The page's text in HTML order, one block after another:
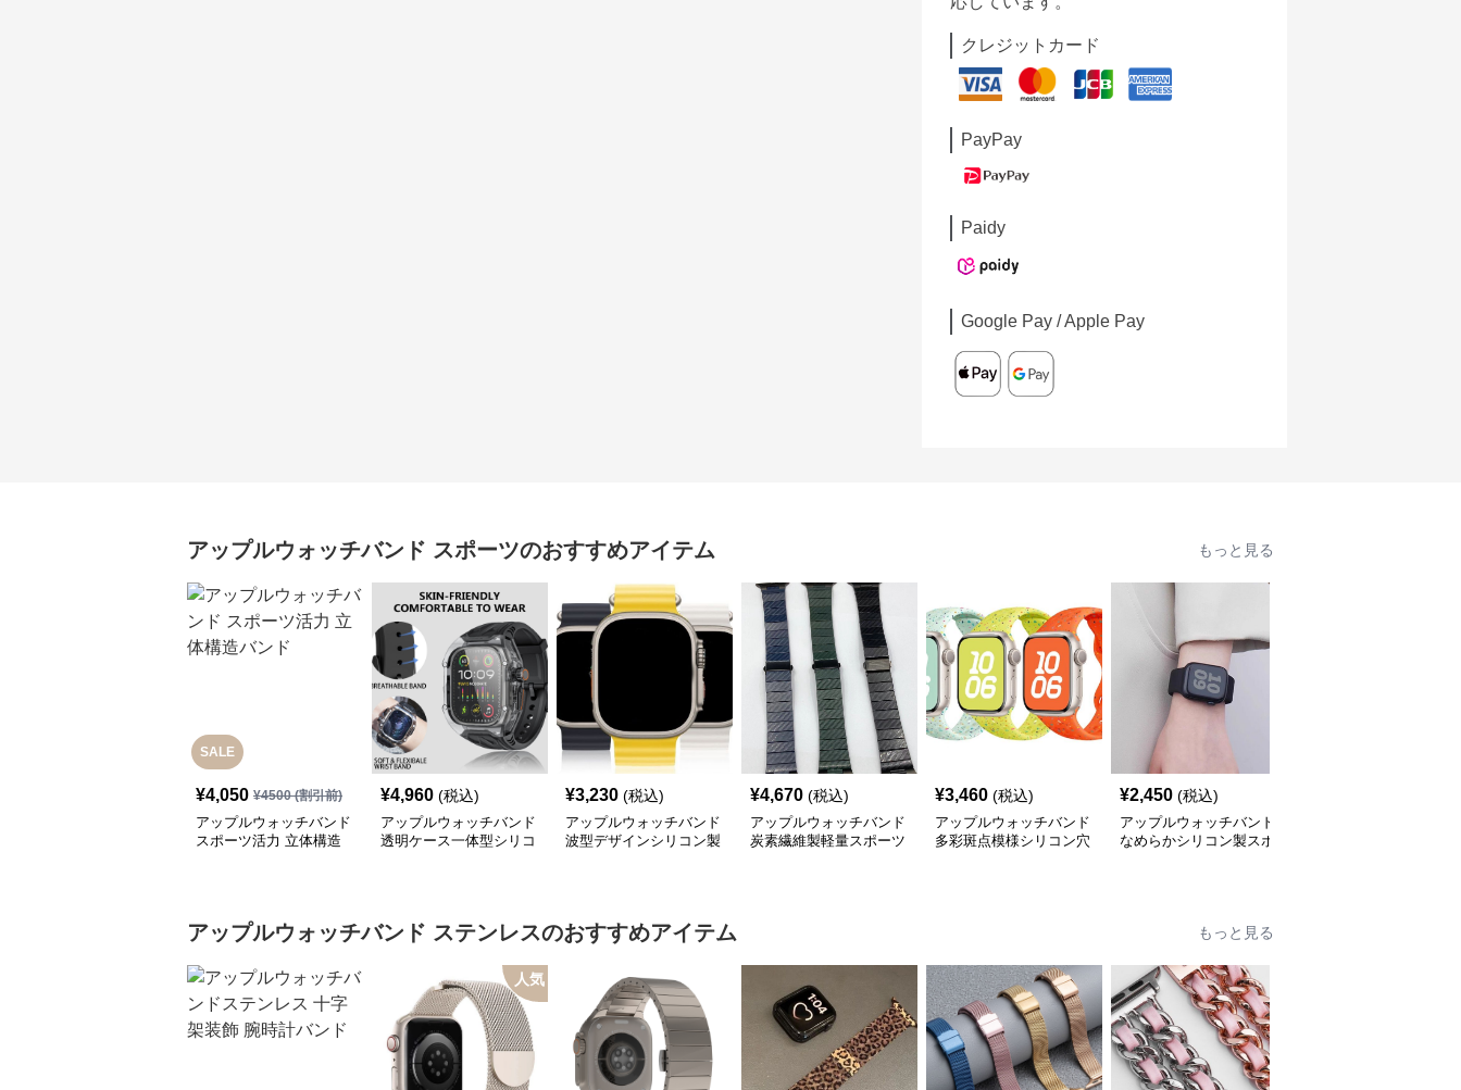
クレジットカード
PayPay
Paidy
Google Pay / Apple Pay
アップルウォッチバンド スポーツのおすすめアイテム もっと見る
SALE
¥4,050 ¥4500(割引前)
アップルウォッチバンド
スポーツ活力 立体構造
¥4,960 (税込)
アップルウォッチバンド
透明ケース一体型シリコ
¥3,230 (税込)
アップルウォッチバンド
波型デザインシリコン製
¥4,670 (税込)
アップルウォッチバンド
炭素繊維製軽量スポーツ
¥3,460 (税込)
アップルウォッチバンド
多彩斑点模様シリコン穴
¥2,450 (税込)
アップルウォッチバンド
なめらかシリコン製スポ
アップルウォッチバンド ステンレスのおすすめアイテム もっと見る
人気